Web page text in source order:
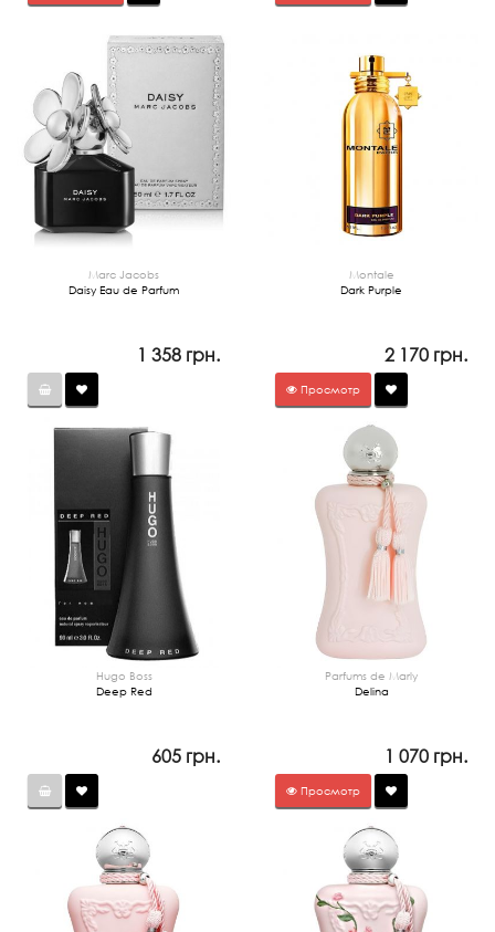
Marc Jacobs
Daisy Eau de Parfum
1 358 грн.
Montale
Dark Purple
2 170 грн.
Просмотр
Hugo Boss
Deep Red
605 грн.
Parfums de Marly
Delina
1 070 грн.
Просмотр